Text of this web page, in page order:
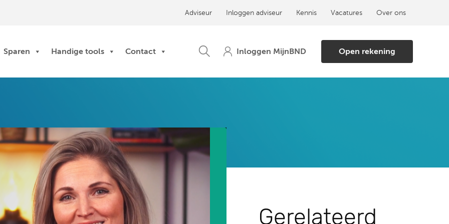
Adviseur Inloggen adviseur Kennis Vacatures Over ons
Sparen Handige tools Contact Open rekening
Gerelateerd